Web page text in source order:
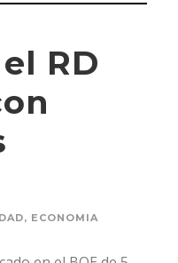
RD
, ECONOMIA